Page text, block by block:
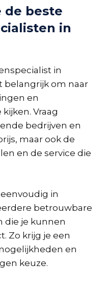
de beste
in
in
belangrijk om naar
en
Vraag
bedrijven en
maar ook de
en de service die
in
betrouwbare
die je kunnen
Zo krijg je een
en
keuze.